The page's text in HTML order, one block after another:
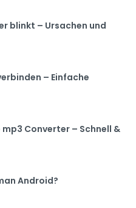
blinkt – Ursachen und
– Einfache
mp3 Converter – Schnell &
Android?